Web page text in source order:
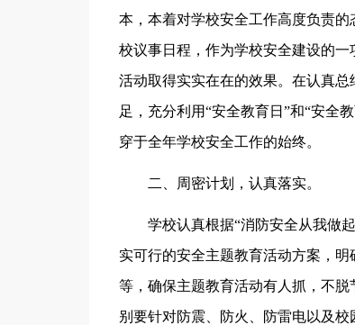
本，本着对学校安全工作高度负责
校议事日程，作为学校安全建设的
活动取得实实在在的效果。在认真
足，充分利用“安全教育日”和“安全
穿于全年学校安全工作的始终。
二、周密计划，认真落实。
学校认真根据“消防安全从我做
实可行的安全主题教育活动方案，
等，确保主题教育活动有人抓，不
别要针对防震、防火、防雷电以及